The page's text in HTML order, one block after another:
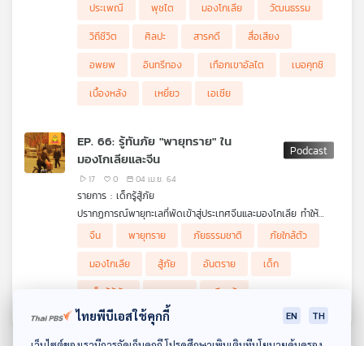
ดาวน์โหลด Thai PBS Podcast Application
ประเพณี
พุชไต มองโกเลีย
วัฒนธรรม
วิถีชีวิต
ศิลปะ สารคดี
สื่อเสียง
อพยพ
อินทรีทอง เทือกเขาอัลไต
เบอคุทชิ
เบื้องหลัง
เหยี่ยว เอเชีย
EP. 66: รู้ทันภัย "พายุทราย" ใน
มองโกเลียและจีน
17 0 04 เม.ย. 64
รายการ : เด็กรู้สู้ภัย
ปรากฏการณ์พายุทะเลที่พัดเข้าสู่ประเทศจีนและมองโกเลีย ทำให้
ประชาชนได้รับผลกระทบในการใช้ชีวิต เนื่องจากมีฝุ่นขนาดใหญ่ลอย
อยู่ในอากาศและทัศนวิสัยไม่ค่อยดี พวกเขามีการแก้ไขปัญหาและปรับ
ตัวอย่างไรในสถานการณ์เช่นนี้ไปติดตามกัน
จีน พายุทราย ภัยธรรมชาติ
ภัยใกล้ตัว
มองโกเลีย
สู้ภัย อันตราย
เด็ก
เด็กรู้สู้ภัย
เยาวชน เรียนรู้
ไทยพีบีเอสใช้คุกกี้ EN TH